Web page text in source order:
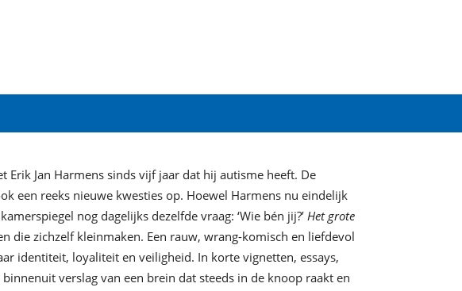
Erik Jan Harmens sinds vijf jaar dat hij autisme heeft. De
een reeks nieuwe kwesties op. Hoewel Harmens nu eindelijk
nog dagelijks dezelfde vraag: ‘Wie bén jij?’ Het grote
die zichzelf kleinmaken. Een rauw, wrang-komisch en liefdevol
identiteit, loyaliteit en veiligheid. In korte vignetten, essays,
verslag van een brein dat steeds in de knoop raakt en